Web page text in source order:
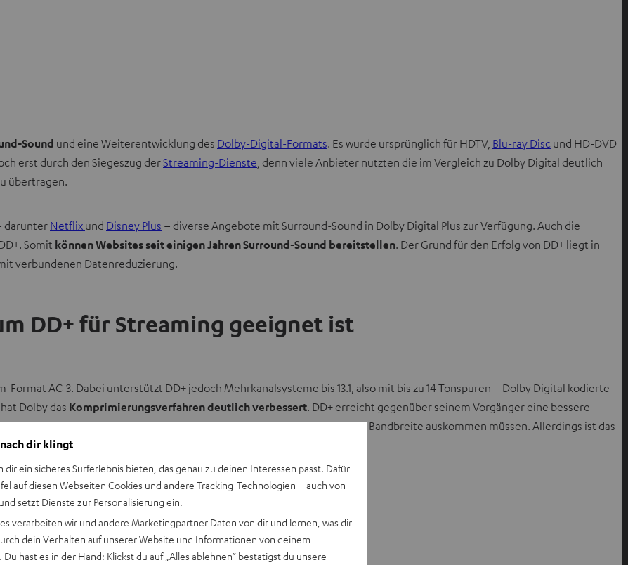
Sound und eine Weiterentwicklung des Dolby-Digital-Formats. Es wurde ursprünglich für HDTV, Blu-ray Disc und HD-DVD
erst durch den Siegeszug derStreaming-Dienste , denn viele Anbieter nutzten die im Vergleich zu Dolby Digital deutlich
übertragen.
darunter Netflix und Disney Plus – diverse Angebote mit Surround-Sound in Dolby Digital Plus zur Verfügung. Auch die
Somit können Websites seit einigen Jahren Surround-Sound bereitstellen. Der Grund für den Erfolg von DD+ liegt in
verbundenen Datenreduzierung.
DD+ für Streaming geeignet ist
AC-3. Dabei unterstützt DD+ jedoch Mehrkanalsysteme bis 13.1, also mit bis zu 14 Tonspuren – Dolby Digital kodierte
Dolby das Komprimierungsverfahren deutlich verbessert. DD+ erreicht gegenüber seinem Vorgänger eine bessere
besonders attraktiv für Online-Angebote, da diese mit begrenzter Bandbreite auskommen müssen. Allerdings ist das
MP3-Format
nach dir klingt
dir ein sicheres Surferlebnis bieten, das genau zu deinen Interessen passt. Dafür
auf diesen Webseiten Cookies und andere Tracking-Technologien – auch von
setzt Dienste zur Personalisierung ein.
verarbeiten wir und andere Marketingpartner Daten von dir und lernen, was dir
dein Verhalten auf unserer Website und Informationen von deinem
Du hast es in der Hand: Klickst du auf „Alles ablehnen“ bestätigst du unsere